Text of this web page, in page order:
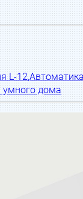
L-12,
умного дома